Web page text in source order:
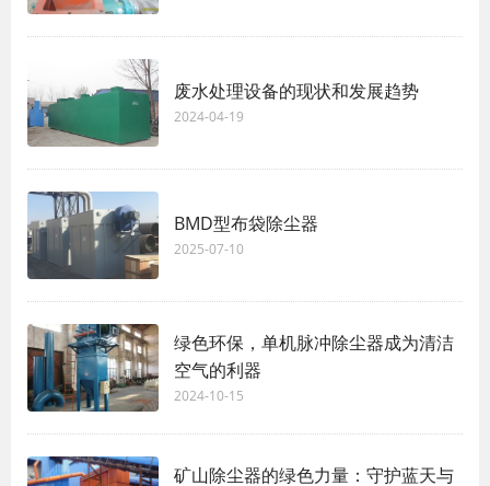
废水处理设备的现状和发展趋势
2024-04-19
BMD型布袋除尘器
2025-07-10
绿色环保，单机脉冲除尘器成为清洁
空气的利器
2024-10-15
矿山除尘器的绿色力量：守护蓝天与